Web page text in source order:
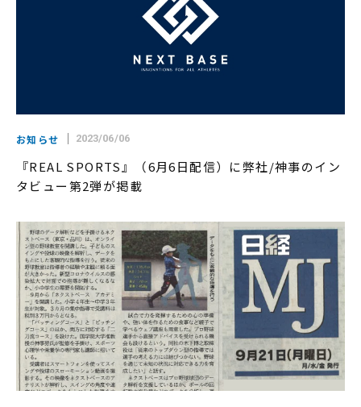
お知らせ 2023/06/06
『REAL SPORTS』（6月6日配信）に弊社/神事のイン
タビュー第2弾が掲載